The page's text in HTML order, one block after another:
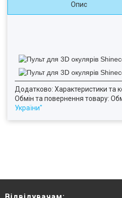
Опис
Додатково: Характеристики та
Обмін та повернення товару:
України"